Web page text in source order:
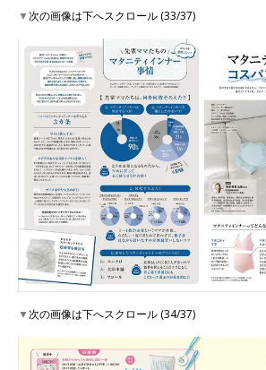
▼次の画像は下へスクロール (33/37)
▼次の画像は下へスクロール (34/37)